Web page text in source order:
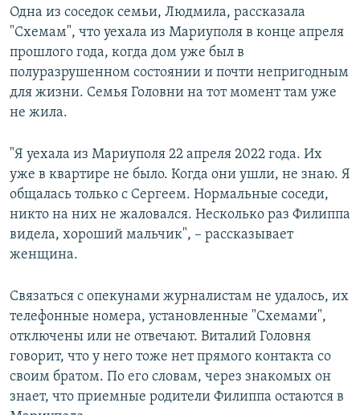
Одна из соседок семьи, Людмила, рассказала
"Схемам", что уехала из Мариуполя в конце апреля
прошлого года, когда дом уже был в
полуразрушенном состоянии и почти непригодным
для жизни. Семья Головни на тот момент там уже
не жила.
"Я уехала из Мариуполя 22 апреля 2022 года. Их
уже в квартире не было. Когда они ушли, не знаю. Я
общалась только с Сергеем. Нормальные соседи,
никто на них не жаловался. Несколько раз Филиппа
видела, хороший мальчик", – рассказывает
женщина.
Связаться с опекунами журналистам не удалось, их
телефонные номера, установленные "Схемами",
отключены или не отвечают. Виталий Головня
говорит, что у него тоже нет прямого контакта со
своим братом. По его словам, через знакомых он
знает, что приемные родители Филиппа остаются в